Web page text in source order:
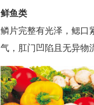
鲜鱼类
鳞片完整有光泽，鳃口
气，肛门凹陷且无异物